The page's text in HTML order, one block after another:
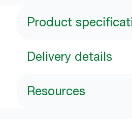
Product
Delivery details
Resources